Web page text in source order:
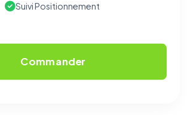
Suivi Positionnement
Commander